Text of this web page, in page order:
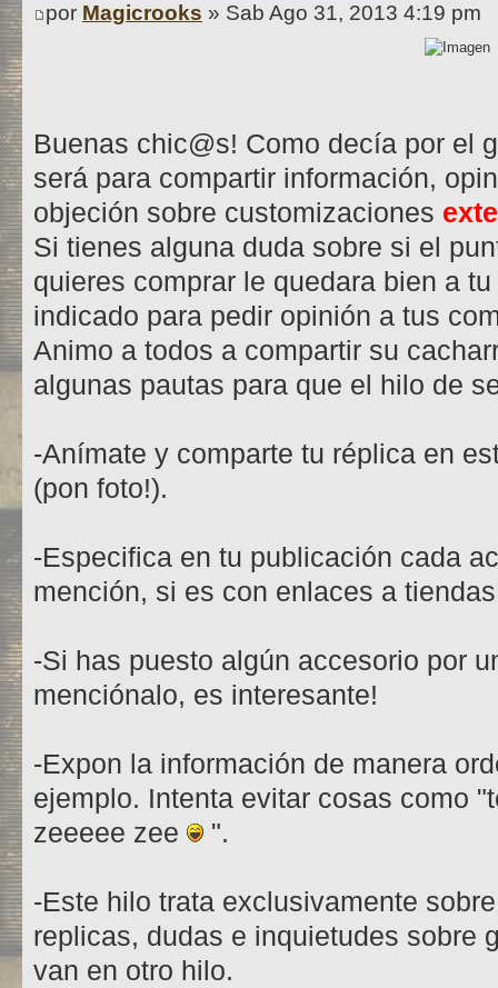
por Magicrooks » Sab Ago 31, 2013 4:19 pm
Buenas chic@s! Como decía por el
será para compartir información,
objeción sobre customizaciones
Si tienes alguna duda sobre si el
quieres comprar le quedara bien a
indicado para pedir opinión a tus
Animo a todos a compartir su
algunas pautas para que el hilo de
-Anímate y comparte tu réplica en
(pon foto!).
-Especifica en tu publicación cada
mención, si es con enlaces a
-Si has puesto algún accesorio por
menciónalo, es interesante!
-Expon la información de manera
ejemplo. Intenta evitar cosas como
zeeeee zee
".
-Este hilo trata exclusivamente
replicas, dudas e inquietudes sobre
van en otro hilo.